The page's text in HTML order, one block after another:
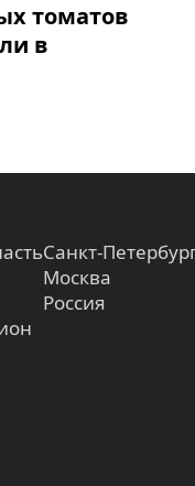
томатов
в
Санкт-
Москва
Россия